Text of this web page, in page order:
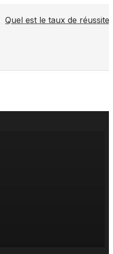
Quel est le taux de